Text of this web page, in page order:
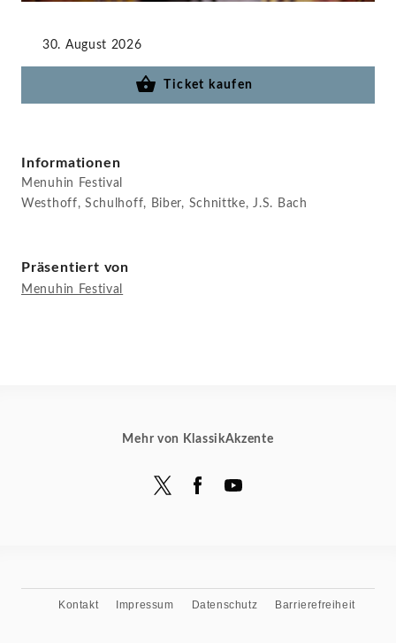
30. August 2026
Ticket kaufen
Informationen
Menuhin Festival
Westhoff, Schulhoff, Biber, Schnittke, J.S. Bach
Präsentiert von
Menuhin Festival
Mehr von KlassikAkzente
Kontakt Impressum Datenschutz Barrierefreiheit